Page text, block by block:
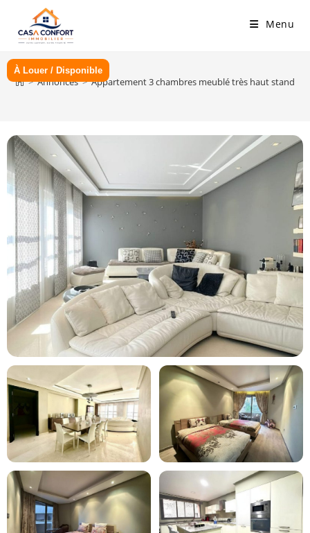
content
Menu
> Annonces > Appartement 3 chambres meublé très haut standing
À Louer / Disponible